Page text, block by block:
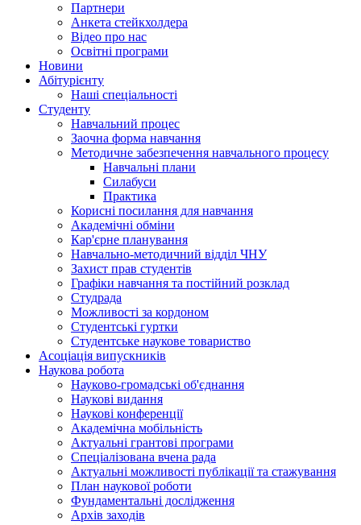
Партнери
Анкета стейкхолдера
Відео про нас
Освітні програми
Hовини
Абітурієнту
Наші спеціальності
Студенту
Навчальний процес
Заочна форма навчання
Методичне забезпечення навчального процесу
Навчальні плани
Силабуси
Практика
Корисні посилання для навчання
Академічні обміни
Кар'єрне планування
Навчально-методичний відділ ЧНУ
Захист прав студентів
Графіки навчання та постійний розклад
Студрада
Можливості за кордоном
Студентські гуртки
Студентське наукове товариство
Асоціація випускників
Наукова робота
Науково-громадські об'єднання
Наукові видання
Наукові конференції
Академічна мобільність
Актуальні грантові програми
Спеціалізована вчена рада
Актуальні можливості публікації та стажування
План наукової роботи
Фундаментальні дослідження
Архів заходів